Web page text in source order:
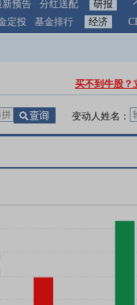
新预告 分红送配 研报
定投 基金排行 经济
买不到牛股？
变动人姓名：